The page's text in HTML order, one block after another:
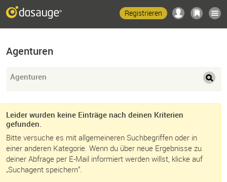
Registrieren
Agenturen
Agenturen
Leider wurden keine Einträge nach deinen Kriterien
gefunden.
Bitte versuche es mit allgemeineren Suchbegriffen oder in
einer anderen Kategorie. Wenn du über neue Ergebnisse zu
deiner Abfrage per E-Mail informiert werden willst, klicke auf
„Suchagent speichern“.